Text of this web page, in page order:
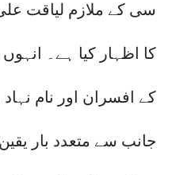
سی کے ملازم لیاقت
کا اظہار کیا ہے۔
کے افسران اور نام